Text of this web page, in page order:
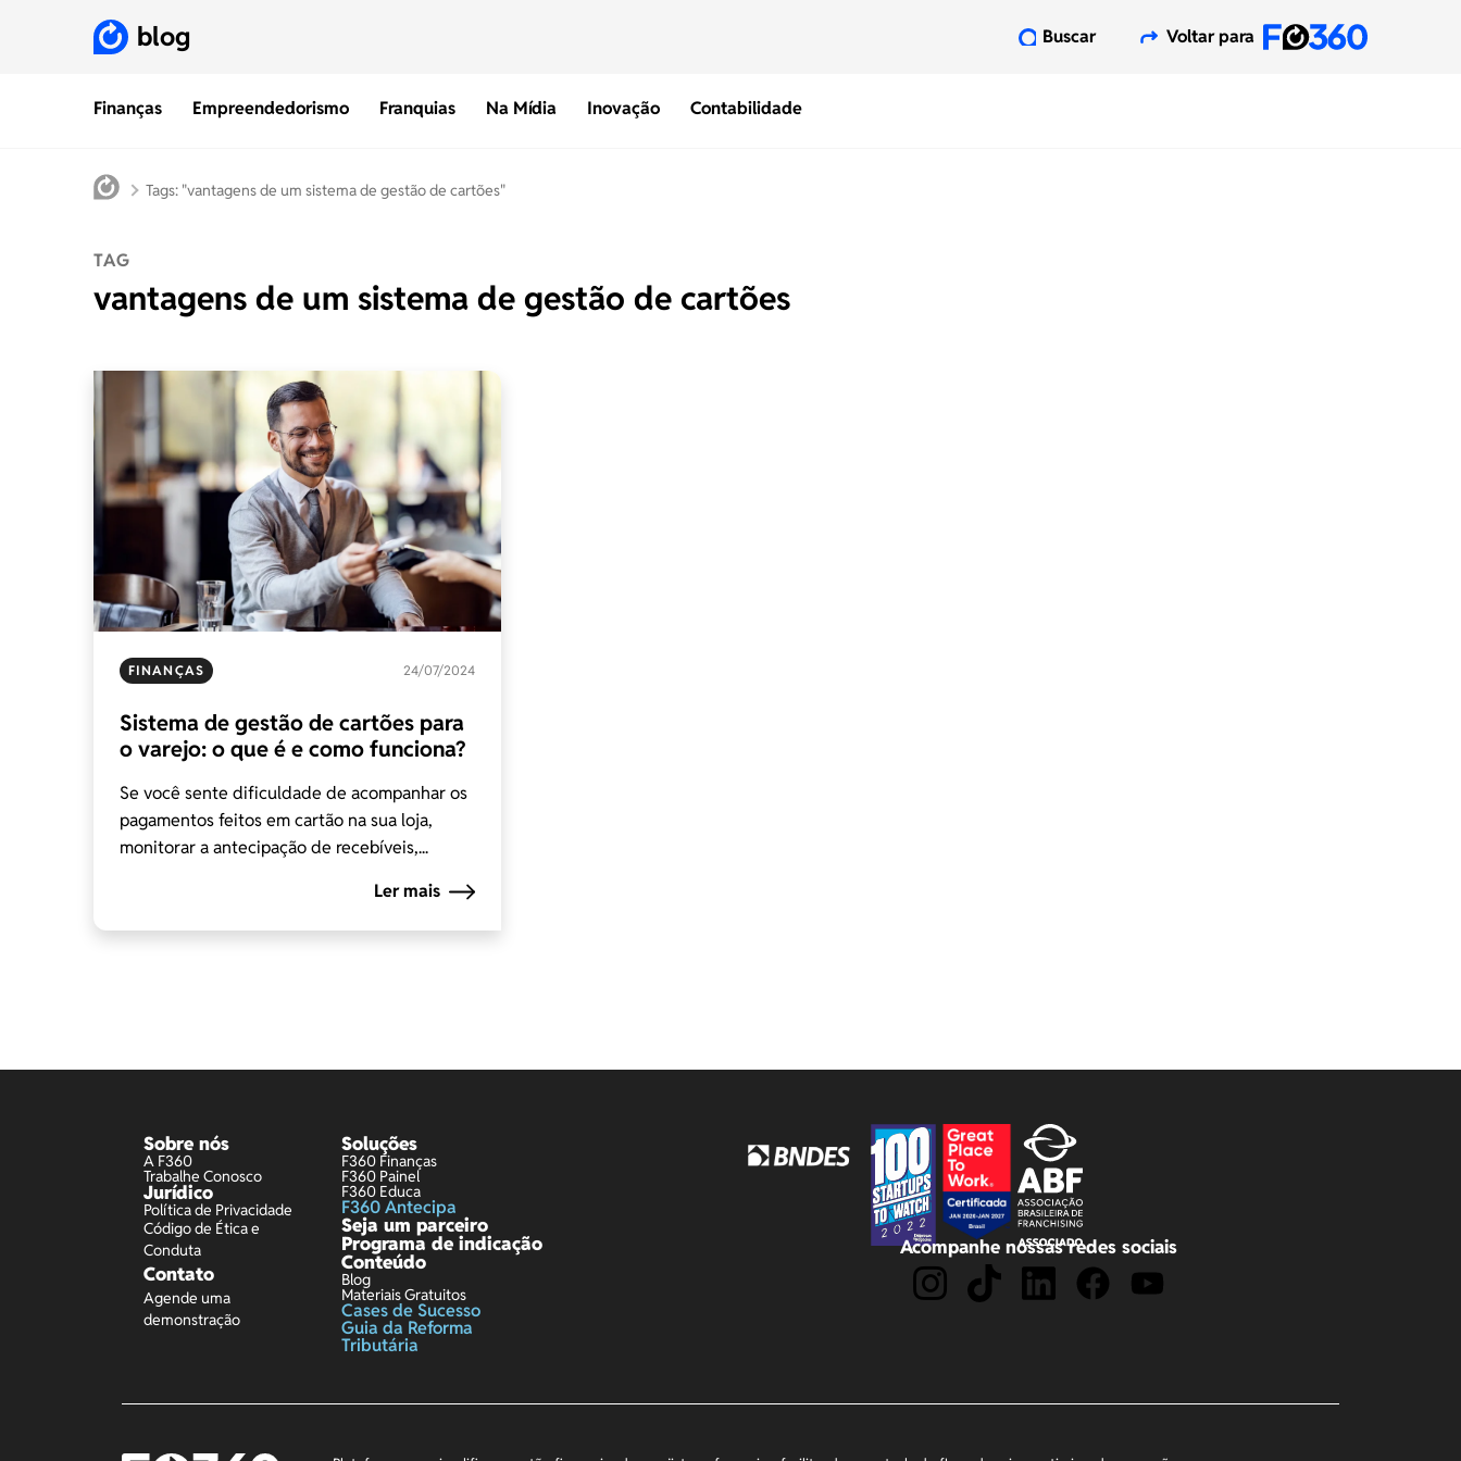
Finanças Empreendedorismo Franquias Na Mídia Inovação Contabilidade
blog Buscar Voltar para
Tags: "vantagens de um sistema de gestão de cartões"
TAG
vantagens de um sistema de gestão de cartões
FINANÇAS 24/07/2024
Sistema de gestão de cartões para
o varejo: o que é e como funciona?
Se você sente dificuldade de acompanhar os
pagamentos feitos em cartão na sua loja,
monitorar a antecipação de recebíveis,...
Ler mais
Sobre nós
A F360
Trabalhe Conosco
Jurídico
Política de Privacidade
Código de Ética e
Conduta
Contato
Agende uma
demonstração
Soluções
F360 Finanças
F360 Painel
F360 Educa
F360 Antecipa
Seja um parceiro
Programa de indicação
Conteúdo
Blog
Materiais Gratuitos
Cases de Sucesso
Guia da Reforma
Tributária
Acompanhe nossas redes sociais